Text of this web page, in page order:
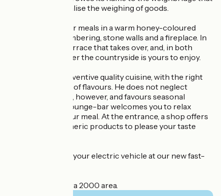
was used to officialise the weighing of goods.
You can enjoy your meals in a warm honey-coloured
room, with half-timbering, stone walls and a fireplace. In
summer, it's the terrace that takes over, and, in both
cases, the view over the countryside is yours to enjoy.
The chef offers inventive quality cuisine, with the right
taste and a wealth of flavours. He does not neglect
traditional cuisine, however, and favours seasonal
produce. A cosy lounge-bar welcomes you to relax
before or after your meal. At the entrance, a shop offers
local and atmospheric products to please your taste
You can recharge your electric vehicle at our new fast-
Located in a Natura 2000 area.